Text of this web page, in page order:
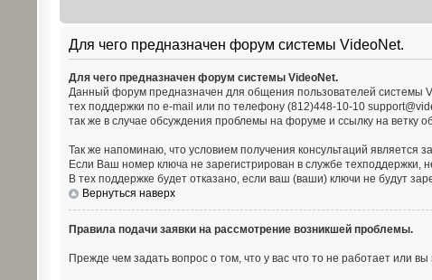
Для чего предназначен форум системы VideoNet.
Для чего предназначен форум системы VideoNet.
Данный форум предназначен для общения пользователей системы
тех поддержки по e-mail или по телефону (812)448-10-10
так же в случае обсуждения проблемы на форуме и ссылку на
Так же напоминаю, что условием получения консультаций является
Если Ваш номер ключа не зарегистрирован в службе техподдержки,
В тех поддержке будет отказано, если ваш (ваши) ключи не будут
Вернуться наверх
Правила подачи заявки на рассмотрение возникшей проблемы.
Прежде чем задать вопрос о том, что у вас что то не работает или